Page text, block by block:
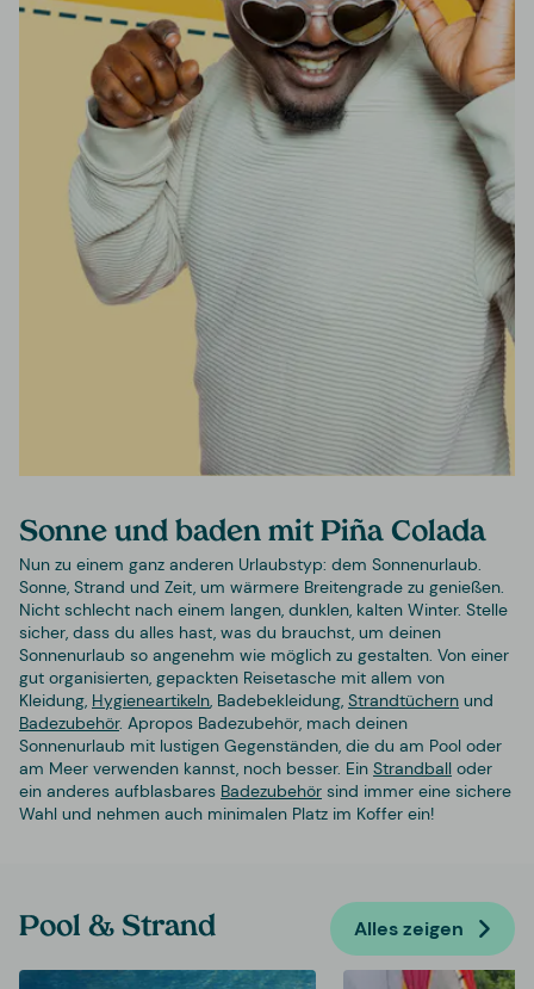
Sonne und baden mit Piña Colada
Nun zu einem ganz anderen Urlaubstyp: dem Sonnenurlaub.
Sonne, Strand und Zeit, um wärmere Breitengrade zu genießen.
Nicht schlecht nach einem langen, dunklen, kalten Winter. Stelle
sicher, dass du alles hast, was du brauchst, um deinen
Sonnenurlaub so angenehm wie möglich zu gestalten. Von einer
gut organisierten, gepackten Reisetasche mit allem von
Kleidung, Hygieneartikeln, Badebekleidung, Strandtüchern und
Badezubehör. Apropos Badezubehör, mach deinen
Sonnenurlaub mit lustigen Gegenständen, die du am Pool oder
am Meer verwenden kannst, noch besser. Ein Strandball oder
ein anderes aufblasbares Badezubehör sind immer eine sichere
Wahl und nehmen auch minimalen Platz im Koffer ein!
Pool & Strand Alles zeigen